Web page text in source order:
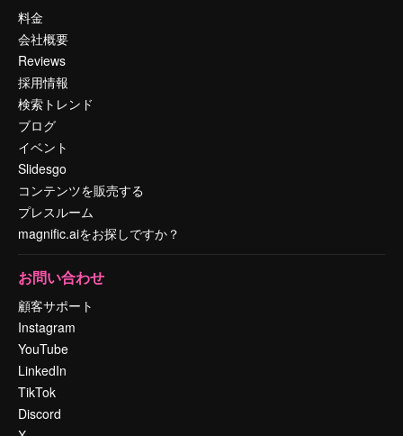
料金
会社概要
Reviews
採用情報
検索トレンド
ブログ
イベント
Slidesgo
コンテンツを販売する
プレスルーム
magnific.aiをお探しですか？
お問い合わせ
顧客サポート
Instagram
YouTube
LinkedIn
TikTok
Discord